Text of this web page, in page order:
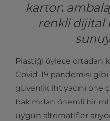
karton
renkli dijital
Plastiği öylece ortadan
Covid-19 pandemisi gibi
güvenlik ihtiyacını öne
bakımdan önemli bir rol
uygun alternatifler